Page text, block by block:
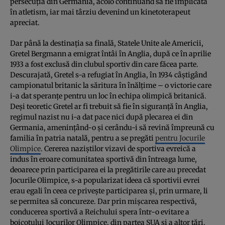
în atletism, iar mai târziu devenind un kinetoterapeut
apreciat.
Dar până la destinația sa finală, Statele Unite ale Americii,
Gretel Bergmann a emigrat întâi în Anglia, după ce în aprilie
1933 a fost exclusă din clubul sportiv din care făcea parte.
Descurajată, Gretel s-a refugiat în Anglia, în 1934 câștigând
campionatul britanic la săritura în înălțime – o victorie care
i-a dat speranțe pentru un loc în echipa olimpică britanică.
Deși teoretic Gretel ar fi trebuit să fie în siguranță în Anglia,
regimul nazist nu i-a dat pace nici după plecarea ei din
Germania, amenințând-o și cerându-i să revină împreună cu
familia în patria natală, pentru a se pregăti pentru Jocurile
Olimpice. Cererea naziștilor vizavi de sportiva evreică a
indus în eroare comunitatea sportivă din întreaga lume,
deoarece prin participarea ei la pregătirile care au precedat
Jocurile Olimpice, s-a popularizat ideea că sportivii evrei
erau egali în ceea ce privește participarea și, prin urmare, li
se permitea să concureze. Dar prin mișcarea respectivă,
conducerea sportivă a Reichului spera într-o evitare a
boicotului Jocurilor Olimpice, din partea SUA și a altor țări.